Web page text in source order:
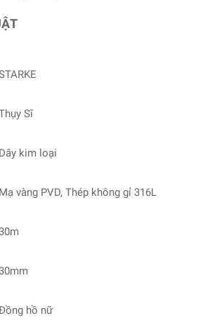
Sĩ
Dây kim loại
Mạ vàng PVD, Thép không gỉ 316L
hồ nữ